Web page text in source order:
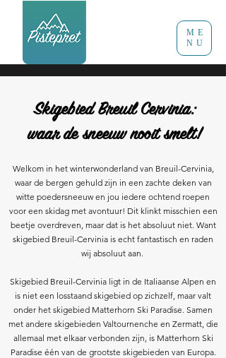
ME
NU
Skigebied Breuil Cervinia:
waar de sneeuw nooit smelt!
Welkom in het winterwonderland van Breuil-Cervinia,
waar de bergen gehuld zijn in een zachte deken van
witte poedersneeuw en jou iedere ochtend roepen
voor een skidag met avontuur! Dit klinkt misschien een
beetje overdreven, maar dat is het absoluut niet. Want
skigebied Breuil-Cervinia is echt fantastisch en raden
wij absoluut aan.
Skigebied Breuil-Cervinia ligt in de Italiaanse Alpen en
is niet een losstaand skigebied op zichzelf, maar valt
onder het skigebied Matterhorn Ski Paradise. Samen
met andere skigebieden Valtournenche en Zermatt, die
allemaal met elkaar verbonden zijn, is Matterhorn Ski
Paradise één van de grootste skigebieden van Europa.